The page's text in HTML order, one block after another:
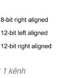
kênh